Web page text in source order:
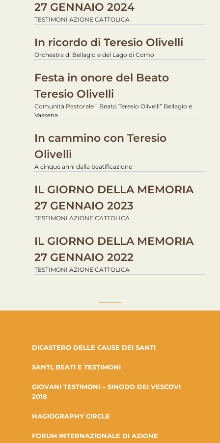
27 GENNAIO 2024
TESTIMONI AZIONE CATTOLICA
In ricordo di Teresio Olivelli
Orchestra di Bellagio e del Lago di Como
Festa in onore del Beato
Teresio Olivelli
Comunità Pastorale ” Beato Teresio Olivelli” Bellagio e
Vassena
In cammino con Teresio
Olivelli
A cinque anni dalla beatificazione
IL GIORNO DELLA MEMORIA
27 GENNAIO 2023
TESTIMONI AZIONE CATTOLICA
IL GIORNO DELLA MEMORIA
27 GENNAIO 2022
TESTIMONI AZIONE CATTOLICA
DICASTERO DELLE CAUSE DEI SANTI
SANTI, BEATI E TESTIMONI
GIOVANI TESTIMONI – SINODO DEI VESCOVI
2018
HAGIOGRAPHY CIRCLE
FORUM INTERNAZIONALE DI AZIONE